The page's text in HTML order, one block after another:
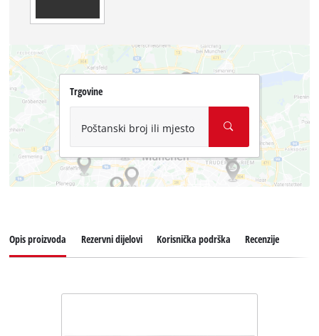
Trgovine
Poštanski broj ili mjesto
Opis proizvoda Rezervni dijelovi Korisnička podrška Recenzije